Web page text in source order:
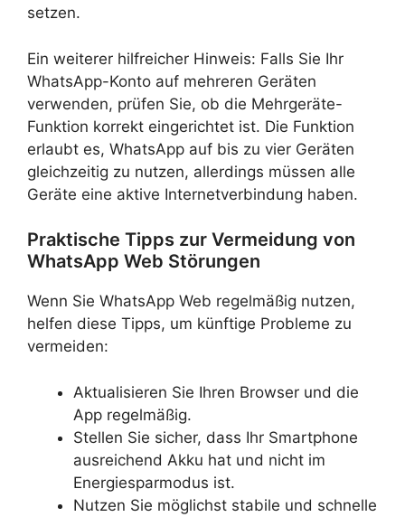
setzen.
Ein weiterer hilfreicher Hinweis: Falls Sie Ihr
WhatsApp-Konto auf mehreren Geräten
verwenden, prüfen Sie, ob die Mehrgeräte-
Funktion korrekt eingerichtet ist. Die Funktion
erlaubt es, WhatsApp auf bis zu vier Geräten
gleichzeitig zu nutzen, allerdings müssen alle
Geräte eine aktive Internetverbindung haben.
Praktische Tipps zur Vermeidung von
WhatsApp Web Störungen
Wenn Sie WhatsApp Web regelmäßig nutzen,
helfen diese Tipps, um künftige Probleme zu
vermeiden:
Aktualisieren Sie Ihren Browser und die
App regelmäßig.
Stellen Sie sicher, dass Ihr Smartphone
ausreichend Akku hat und nicht im
Energiesparmodus ist.
Nutzen Sie möglichst stabile und schnelle